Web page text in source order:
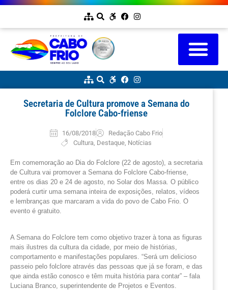
Secretaria de Cultura promove a Semana do
Folclore Cabo-friense
16/08/2018
Redação Cabo Frio
Cultura Destaque, Notícias
Em comemoração ao Dia do Folclore (22 de agosto), a secretaria
de Cultura vai promover a Semana do Folclore Cabo-friense,
entre os dias 20 e 24 de agosto, no Solar dos Massa. O público
poderá curtir uma semana inteira de exposições, relatos, vídeos
e lembranças que marcaram a vida do povo de Cabo Frio. O
evento é gratuito.
A Semana do Folclore tem como objetivo trazer à tona as figuras
mais ilustres da cultura da cidade, por meio de histórias,
comportamento e manifestações populares. “Será um delicioso
passeio pelo folclore através das pessoas que já se foram, e das
que ainda estão conosco e têm muita história para contar” – fala
Luciana Branco, superintendente de Projetos e Eventos.